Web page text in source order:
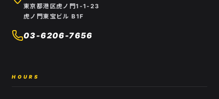
東京都港区虎ノ門1-1-23
虎ノ門東宝ビル B1F
03-6206-7656
HOURS